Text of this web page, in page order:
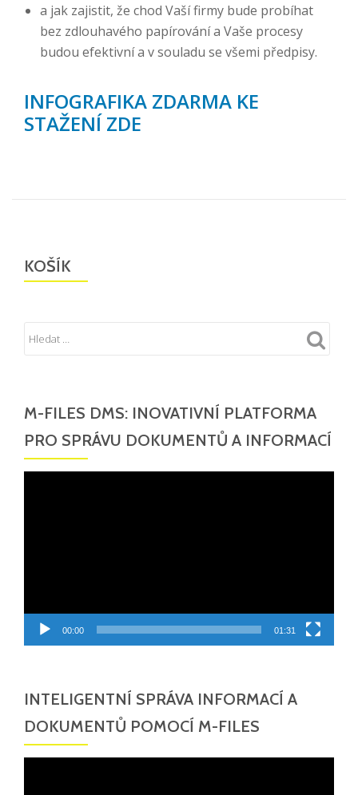
a jak zajistit, že chod Vaší firmy bude probíhat
bez zdlouhavého papírování a Vaše procesy
budou efektivní a v souladu se všemi předpisy.
INFOGRAFIKA ZDARMA KE
STAŽENÍ ZDE
KOŠÍK
M-FILES DMS: INOVATIVNÍ PLATFORMA
PRO SPRÁVU DOKUMENTŮ A INFORMACÍ
00:00 01:31
INTELIGENTNÍ SPRÁVA INFORMACÍ A
DOKUMENTŮ POMOCÍ M-FILES